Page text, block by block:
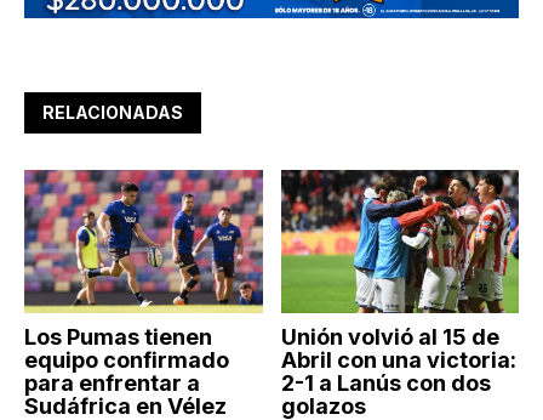
RELACIONADAS
Los Pumas tienen
equipo confirmado
para enfrentar a
Sudáfrica en Vélez
Unión volvió al 15 de
Abril con una victoria:
2-1 a Lanús con dos
golazos